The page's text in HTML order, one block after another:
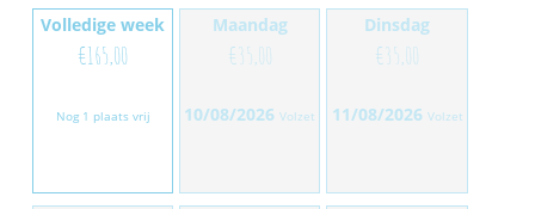
Volledige week
€165,00
Nog 1 plaats vrij
Maandag
€35,00
10/08/2026 Volzet
Dinsdag
€35,00
11/08/2026 Volzet